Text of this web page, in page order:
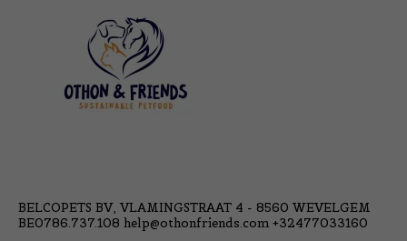
BELCOPETS BV, VLAMINGSTRAAT 4 - 8560 WEVELGEM
BE0786.737.108 help@othonfriends.com +32477033160